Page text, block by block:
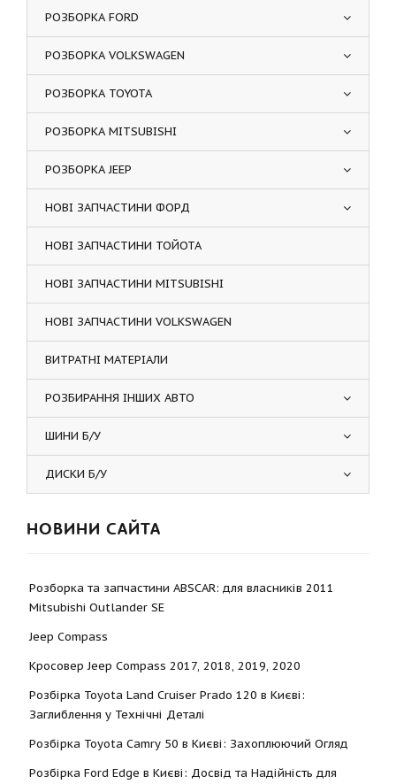
РОЗБОРКА FORD
РОЗБОРКА VOLKSWAGEN
РОЗБОРКА TOYOTA
РОЗБОРКА MITSUBISHI
РОЗБОРКА JEEP
НОВІ ЗАПЧАСТИНИ ФОРД
НОВІ ЗАПЧАСТИНИ ТОЙОТА
НОВІ ЗАПЧАСТИНИ MITSUBISHI
НОВІ ЗАПЧАСТИНИ VOLKSWAGEN
ВИТРАТНІ МАТЕРІАЛИ
РОЗБИРАННЯ ІНШИХ АВТО
ШИНИ Б/У
ДИСКИ Б/У
НОВИНИ САЙТА
Розборка та запчастини ABSCAR: для власників 2011
Mitsubishi Outlander SE
Jeep Compass
Кросовер Jeep Compass 2017, 2018, 2019, 2020
Розбірка Toyota Land Cruiser Prado 120 в Києві:
Заглиблення у Технічні Деталі
Розбірка Toyota Camry 50 в Києві: Захоплюючий Огляд
Розбірка Ford Edge в Києві: Досвід та Надійність для